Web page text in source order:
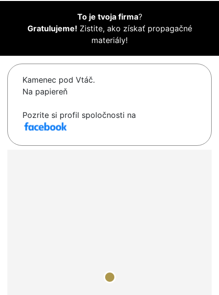
To je tvoja firma?
Gratulujeme! Zistite, ako získať propagačné
materiály!
Kamenec pod Vtáč.
Na papiereň
Pozrite si profil spoločnosti na